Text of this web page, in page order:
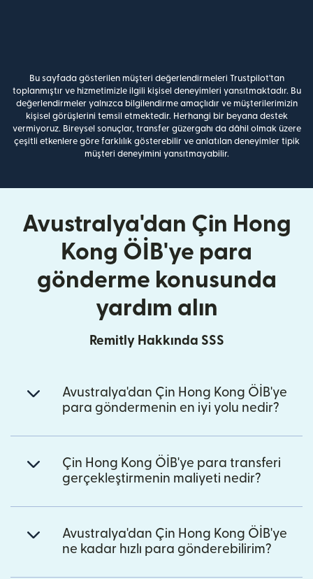
Bu sayfada gösterilen müşteri değerlendirmeleri Trustpilot'tan
toplanmıştır ve hizmetimizle ilgili kişisel deneyimleri yansıtmaktadır. Bu
değerlendirmeler yalnızca bilgilendirme amaçlıdır ve müşterilerimizin
kişisel görüşlerini temsil etmektedir. Herhangi bir beyana destek
vermiyoruz. Bireysel sonuçlar, transfer güzergahı da dâhil olmak üzere
çeşitli etkenlere göre farklılık gösterebilir ve anlatılan deneyimler tipik
müşteri deneyimini yansıtmayabilir.
Avustralya'dan Çin Hong
Kong ÖİB'ye para
gönderme konusunda
yardım alın
Remitly Hakkında SSS
Avustralya'dan Çin Hong Kong ÖİB'ye
para göndermenin en iyi yolu nedir?
Çin Hong Kong ÖİB'ye para transferi
gerçekleştirmenin maliyeti nedir?
Avustralya'dan Çin Hong Kong ÖİB'ye
ne kadar hızlı para gönderebilirim?